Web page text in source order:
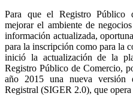
Para que el Registro Público
mejorar el ambiente de
información actualizada,
para la inscripción como para la
inició la actualización de la
Registro Público de Comercio,
año 2015 una nueva versión
Registral (SIGER 2.0), que